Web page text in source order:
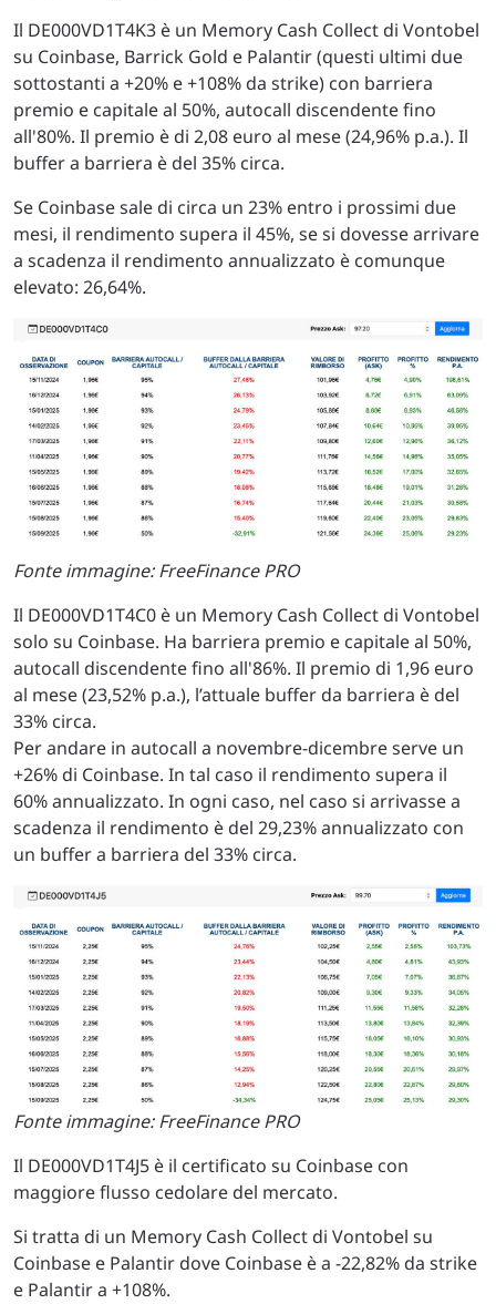
Il DE000VD1T4K3 è un Memory Cash Collect di Vontobel
su Coinbase, Barrick Gold e Palantir (questi ultimi due
sottostanti a +20% e +108% da strike) con barriera
premio e capitale al 50%, autocall discendente fino
all'80%. Il premio è di 2,08 euro al mese (24,96% p.a.). Il
buffer a barriera è del 35% circa.
Se Coinbase sale di circa un 23% entro i prossimi due
mesi, il rendimento supera il 45%, se si dovesse arrivare
a scadenza il rendimento annualizzato è comunque
elevato: 26,64%.
Fonte immagine: FreeFinance PRO
Il DE000VD1T4C0 è un Memory Cash Collect di Vontobel
solo su Coinbase. Ha barriera premio e capitale al 50%,
autocall discendente fino all'86%. Il premio di 1,96 euro
al mese (23,52% p.a.), l’attuale buffer da barriera è del
33% circa.
Per andare in autocall a novembre-dicembre serve un
+26% di Coinbase. In tal caso il rendimento supera il
60% annualizzato. In ogni caso, nel caso si arrivasse a
scadenza il rendimento è del 29,23% annualizzato con
un buffer a barriera del 33% circa.
Fonte immagine: FreeFinance PRO
Il DE000VD1T4J5 è il certificato su Coinbase con
maggiore flusso cedolare del mercato.
Si tratta di un Memory Cash Collect di Vontobel su
Coinbase e Palantir dove Coinbase è a -22,82% da strike
e Palantir a +108%.